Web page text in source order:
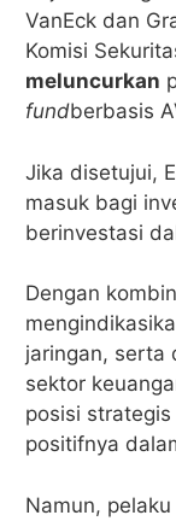
VanEck dan
Komisi
meluncurkan
fundberbasis
Jika disetujui,
masuk bagi
berinvestasi
Dengan
jaringan, serta
sektor
posisi
positifnya
Namun,